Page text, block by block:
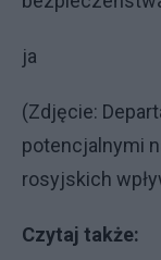
ja
(Zdjęcie:
potencjalnymi
rosyjskich
Czytaj także: